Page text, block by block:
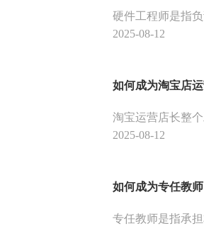
2025-08-12
如何成为淘宝店
2025-08-12
如何成为专任教师